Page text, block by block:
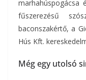
marhahúspogácsa
fűszerezésű
baconszakértő, a
Hús Kft.
Még egy utolsó